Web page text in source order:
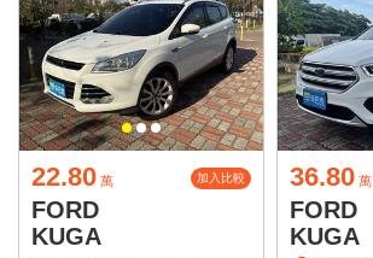
22.80 萬 加入比較
FORD
KUGA
36.80 萬
FORD
KUGA